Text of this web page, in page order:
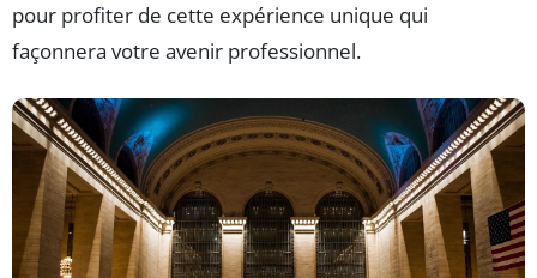
pour profiter de cette expérience unique qui
façonnera votre avenir professionnel.